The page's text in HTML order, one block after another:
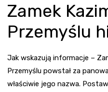
Zamek
Przemyślu
Jak wskazują informacje –
Przemyślu powstał za
właściwie jego nazwa.